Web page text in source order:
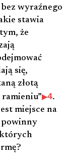
wyraźnego
stawia
że
się,
złotą
4.
miejsce na
powinny
których